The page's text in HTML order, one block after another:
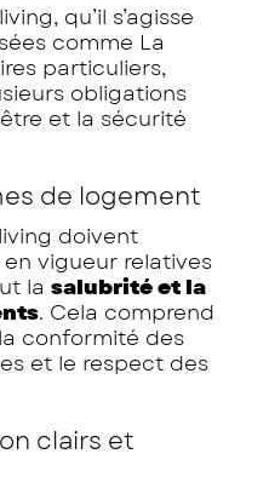
qu’il s’agisse
comme La
particuliers,
obligations
et la sécurité
de logement
doivent
vigueur relatives
la salubrité et la
. Cela comprend
conformité des
et le respect des
clairs et